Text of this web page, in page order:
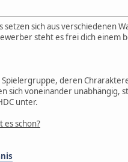
setzen sich aus verschiedenen
steht es frei dich einem
Spielergruppe, deren
sich voneinander
unter.
es schon?